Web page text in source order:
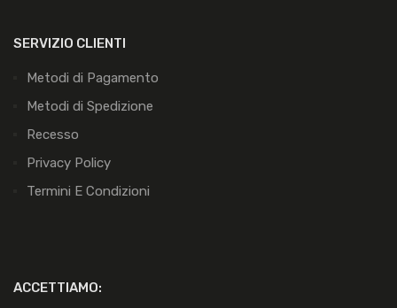
SERVIZIO CLIENTI
Metodi di Pagamento
Metodi di Spedizione
Recesso
Privacy Policy
Termini E Condizioni
ACCETTIAMO: